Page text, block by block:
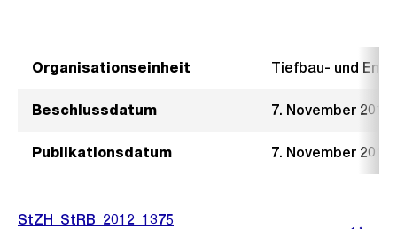
Organisationseinheit Tiefbau- und
Beschlussdatum 7. November 2012
Publikationsdatum 7. November 2012
StZH_StRB_2012_1375